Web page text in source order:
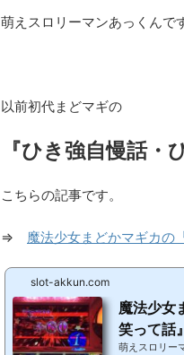
萌えスロリーマンあっくんで
以前初代まどマギの
『ひき強自慢話・
こちらの記事です。
⇒ 魔法少女まどかマギカの
slot-akkun.com
魔法少女
笑って話
萌えスロリー